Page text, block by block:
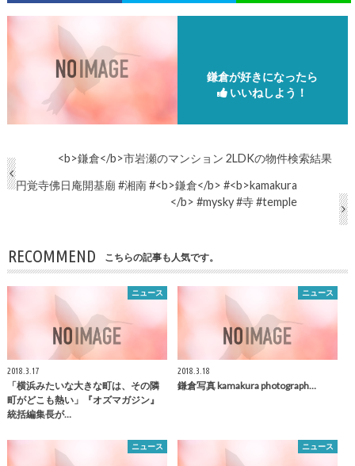
鎌倉が好きになったら
いいねしよう！
<b>鎌倉</b>市岩瀬のマンション 2LDKの物件検索結果
円覚寺佛日庵開基廟 #湘南 #<b>鎌倉</b> #<b>kamakura
</b> #mysky #寺 #temple
RECOMMEND こちらの記事も人気です。
ニュース
2018.3.17
「横浜みたいな大きな町は、その隣
町がどこも熱い」『オズマガジン』
統括編集長が…
ニュース
2018.3.18
鎌倉写真kamakuraphotograph…
ニュース ニュース